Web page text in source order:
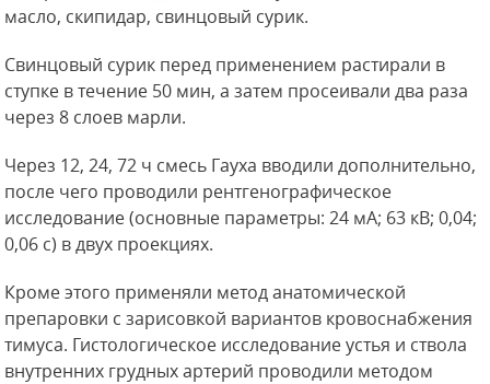
масло, скипидар, свинцовый сурик.
Свинцовый сурик перед применением растирали в
ступке в течение 50 мин, а затем просеивали два раза
через 8 слоев марли.
Через 12, 24, 72 ч смесь Гауха вводили дополнительно,
после чего проводили рентгенографическое
исследование (основные параметры: 24 мА; 63 кВ; 0,04;
0,06 с) в двух проекциях.
Кроме этого применяли метод анатомической
препаровки с зарисовкой вариантов кровоснабжения
тимуса. Гистологическое исследование устья и ствола
внутренних грудных артерий проводили методом